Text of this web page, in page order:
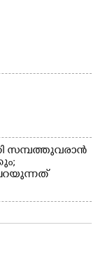
സമ്പത്തുവരാൻ